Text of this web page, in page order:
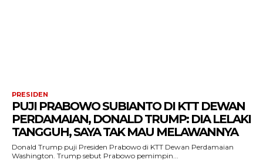
PRESIDEN
PUJI PRABOWO SUBIANTO DI KTT DEWAN
PERDAMAIAN, DONALD TRUMP: DIA LELAKI
TANGGUH, SAYA TAK MAU MELAWANNYA
Donald Trump puji Presiden Prabowo di KTT Dewan Perdamaian
Washington. Trump sebut Prabowo pemimpin...